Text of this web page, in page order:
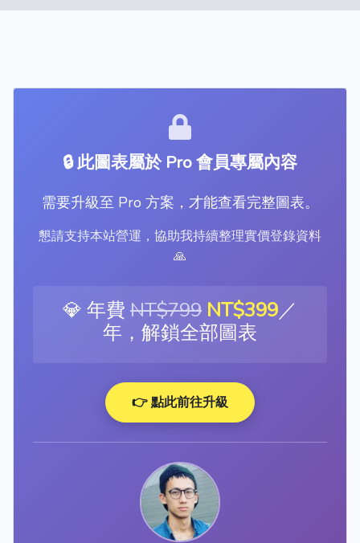
🔒 此圖表屬於 Pro 會員專屬內容
需要升級至 Pro 方案，才能查看完整圖表。
懇請支持本站營運，協助我持續整理實價登錄資料
🙏
💎 年費 NT$799 NT$399／
年，解鎖全部圖表
👉 點此前往升級